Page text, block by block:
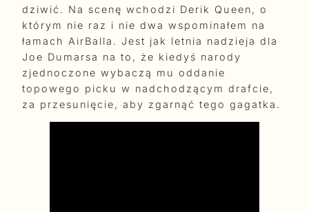
dziwić. Na scenę wchodzi Derik Queen, o
którym nie raz i nie dwa wspominałem na
łamach AirBalla. Jest jak letnia nadzieja dla
Joe Dumarsa na to, że kiedyś narody
zjednoczone wybaczą mu oddanie
topowego picku w nadchodzącym drafcie,
za przesunięcie, aby zgarnąć tego gagatka.